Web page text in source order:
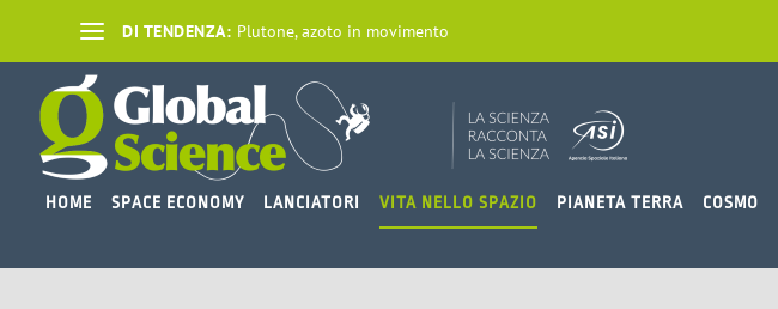
DI TENDENZA: Plutone, azoto in movimento
HOME SPACE ECONOMY LANCIATORI VITA NELLO SPAZIO PIANETA TERRA COSMO